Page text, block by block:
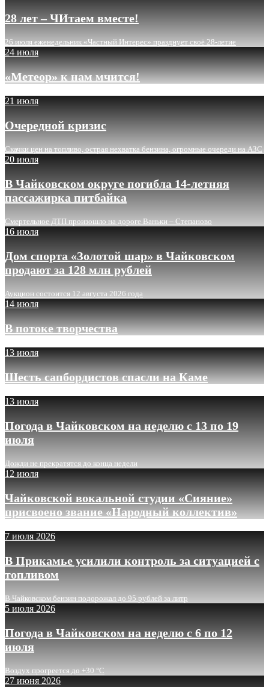
28 лет – ЧИтаем вместе!
26 июля еженедельник «Частный Интерес» празднует своё 28-летие
24 июля
«Метеор» к нам мчится!
21 июля
Очередной кризис
Скачки цен на топливо, острая нехватка бензина, огромные очереди на АЗС
20 июля
В Чайковском округе погибла 14-летняя
пассажирка питбайка
Смертельное ДТП произошло на дороге Ваньки – Степаново
16 июля
Дом спорта «Золотой шар» в Чайковском
продают за 128 млн рублей
Аукцион состоится 12 августа 2026 года
14 июля
В потоке творчества
13 июля
Шесть сапбордистов спасли на Каме
13 июля
Погода в Чайковском на неделю с 13 по 19
июля
Дожди не прекратятся до конца недели
12 июля
Чайковской вокальной студии «Сияние»
присвоено звание «Народный коллектив»
7 июля 2026
В Прикамье усилили контроль за ситуацией с
топливом
В Чайковском бензин подорожал до 95 рублей за литр
5 июля 2026
Погода в Чайковском на неделю с 6 по 12
июля
Воздух прогреется до +30 °C
27 июня 2026